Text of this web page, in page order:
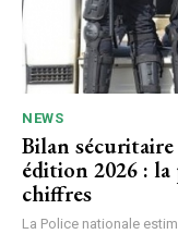
NEWS
Bilan
édition 2026 : la
chiffres
La Police nationale